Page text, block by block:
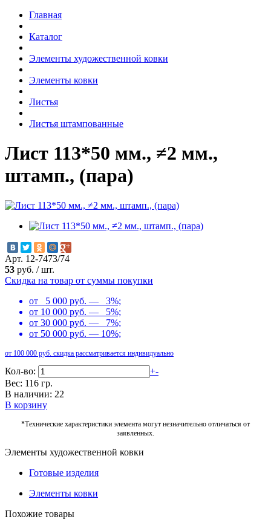
Главная
Каталог
Элементы художественной ковки
Элементы ковки
Листья
Листья штампованные
Лист 113*50 мм., ≠2 мм.,
штамп., (пара)
Арт. 12-7473/74
53 руб. /шт.
Скидка на товар от суммы покупки
от 5 000 руб. — 3%;
от 10 000 руб. — 5%;
от 30 000 руб. — 7%;
от 50 000 руб. — 10%;
от 100 000 руб. скидка рассматривается индивидуально
Кол-во: +-
Вес: 116 гр.
В наличии: 22
В корзину
*Технические характеристики элемента могут незначительно отличаться от
заявленных.
Элементы художественной ковки
Готовые изделия
Элементы ковки
Похожие товары